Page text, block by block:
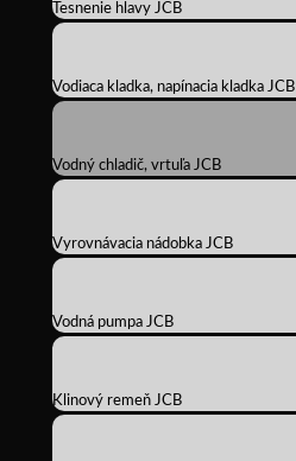
Tesnenie hlavy JCB
Vodiaca kladka, napínacia kladka JCB
Vodný chladič, vrtuľa JCB
Vyrovnávacia nádobka JCB
Vodná pumpa JCB
Klinový remeň JCB